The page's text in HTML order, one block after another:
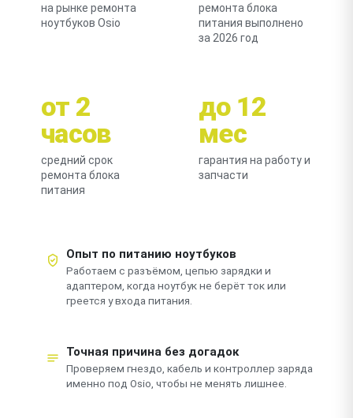
на рынке ремонта
ноутбуков Osio
ремонта блока
питания выполнено
за 2026 год
от 2
часов
средний срок
ремонта блока
питания
до 12
мес
гарантия на работу и
запчасти
Опыт по питанию ноутбуков
Работаем с разъёмом, цепью зарядки и
адаптером, когда ноутбук не берёт ток или
греется у входа питания.
Точная причина без догадок
Проверяем гнездо, кабель и контроллер заряда
именно под Osio, чтобы не менять лишнее.